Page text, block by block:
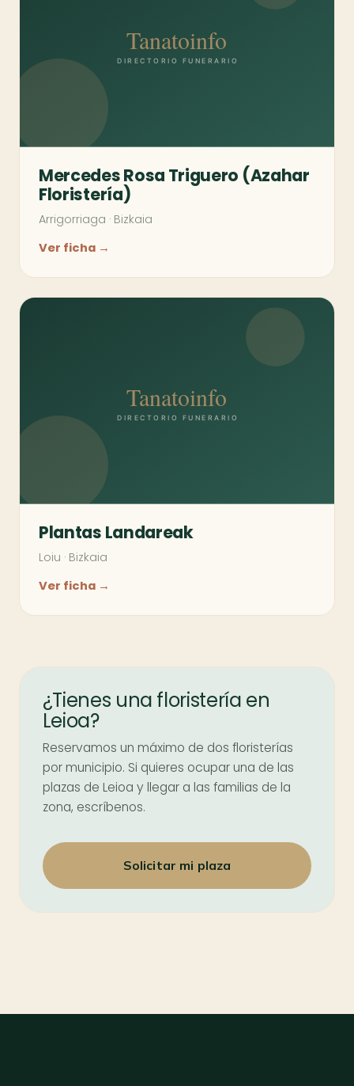
Mercedes Rosa Triguero (Azahar
Floristería)
Arrigorriaga · Bizkaia
Ver ficha →
Plantas Landareak
Loiu · Bizkaia
Ver ficha →
¿Tienes una floristería en
Leioa?
Reservamos un máximo de dos floristerías
por municipio. Si quieres ocupar una de las
plazas de Leioa y llegar a las familias de la
zona, escríbenos.
Solicitar mi plaza